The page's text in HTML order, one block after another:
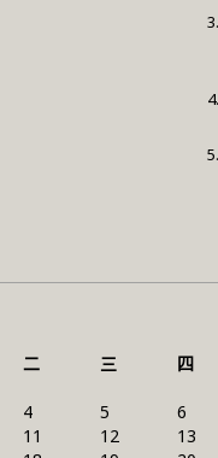
二 三 四
4 5 6
11 12 13